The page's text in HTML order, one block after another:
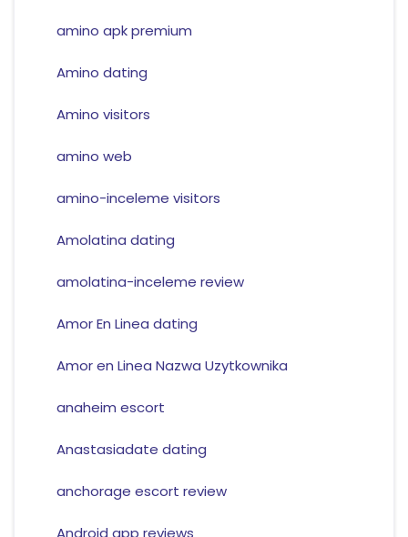
amino apk premium
Amino dating
Amino visitors
amino web
amino-inceleme visitors
Amolatina dating
amolatina-inceleme review
Amor En Linea dating
Amor en Linea Nazwa Uzytkownika
anaheim escort
Anastasiadate dating
anchorage escort review
Android app reviews